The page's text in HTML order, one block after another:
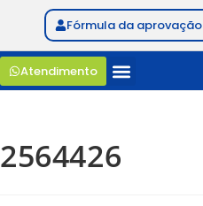
Fórmula da aprovação
Atendimento
2564426